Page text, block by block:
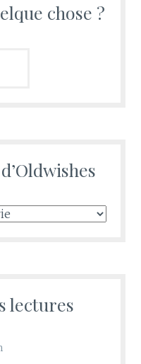
chose ?
lectures